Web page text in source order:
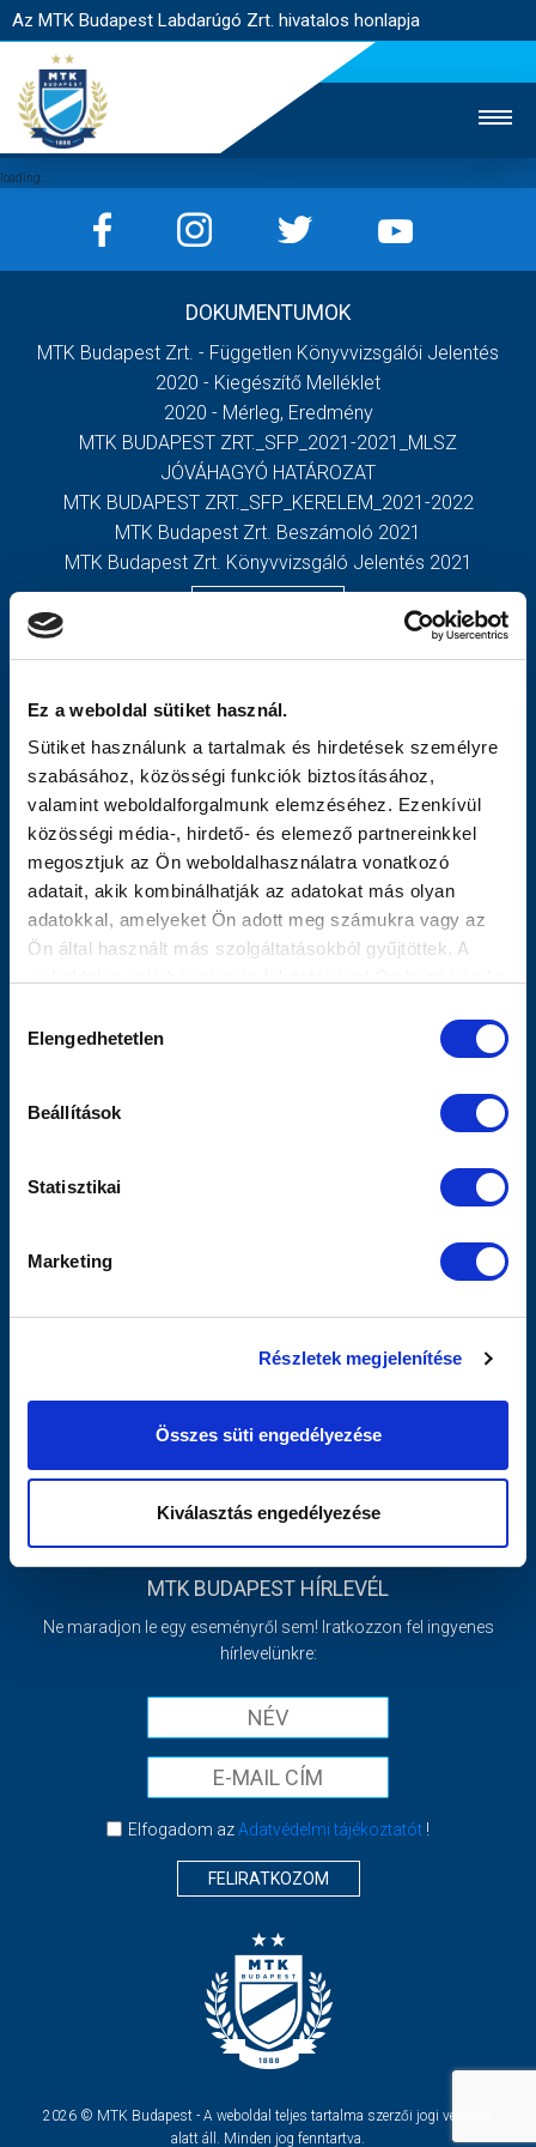
Ez a weboldal sütiket használ.
Sütiket használunk a tartalmak és hirdetések személyre
szabásához, közösségi funkciók biztosításához,
valamint weboldalforgalmunk elemzéséhez. Ezenkívül
közösségi média-, hirdető- és elemező partnereinkkel
megosztjuk az Ön weboldalhasználatra vonatkozó
adatait, akik kombinálhatják az adatokat más olyan
adatokkal, amelyeket Ön adott meg számukra vagy az
Ön által használt más szolgáltatásokból gyűjtöttek. A
kiválasztása
Elengedhetetlen
Beállítások
Statisztikai
Marketing
Részletek megjelenítése
Összes süti engedélyezése
Kiválasztás engedélyezése
Az MTK Budapest Labdarúgó Zrt. hivatalos honlapja
JEGYÉRTÉKESÍTÉS
WEBSHOP
EGYESÜLET
KAPCSOLAT
NYITÓLAP
HÍREK
CSAPATOK
MÉRKŐZÉSEK
SZURKOLÓI ÉLMÉNYEK
AKKREDITÁCIÓ
DOKUMENTUMOK
MTK Budapest Zrt. - Független Könyvvizsgálói Jelentés
2020 - Kiegészítő Melléklet
2020 - Mérleg, Eredmény
MTK BUDAPEST ZRT._SFP_2021-2021_MLSZ
JÓVÁHAGYÓ HATÁROZAT
MTK BUDAPEST ZRT._SFP_KERELEM_2021-2022
MTK Budapest Zrt. Beszámoló 2021
MTK Budapest Zrt. Könyvvizsgáló Jelentés 2021
OLDALTÉRKÉP
Nyitólap
Csapatok
Mérkőzések
MTK Budapest
Múltidézés
Stratégia
Vezetőség
Gedeon
Kapcsolat
INFORMÁCIÓK
Impresszum
Sajtó
MTK BUDAPEST HÍRLEVÉL
Ne maradjon le egy eseményről sem! Iratkozzon fel ingyenes
hírlevelünkre:
Elfogadom azAdatvédelmi tájékoztatót!
FELIRATKOZOM
2026 © MTK Budapest - A weboldal teljes tartalma szerzői jogi védelem
alatt áll. Minden jog fenntartva.